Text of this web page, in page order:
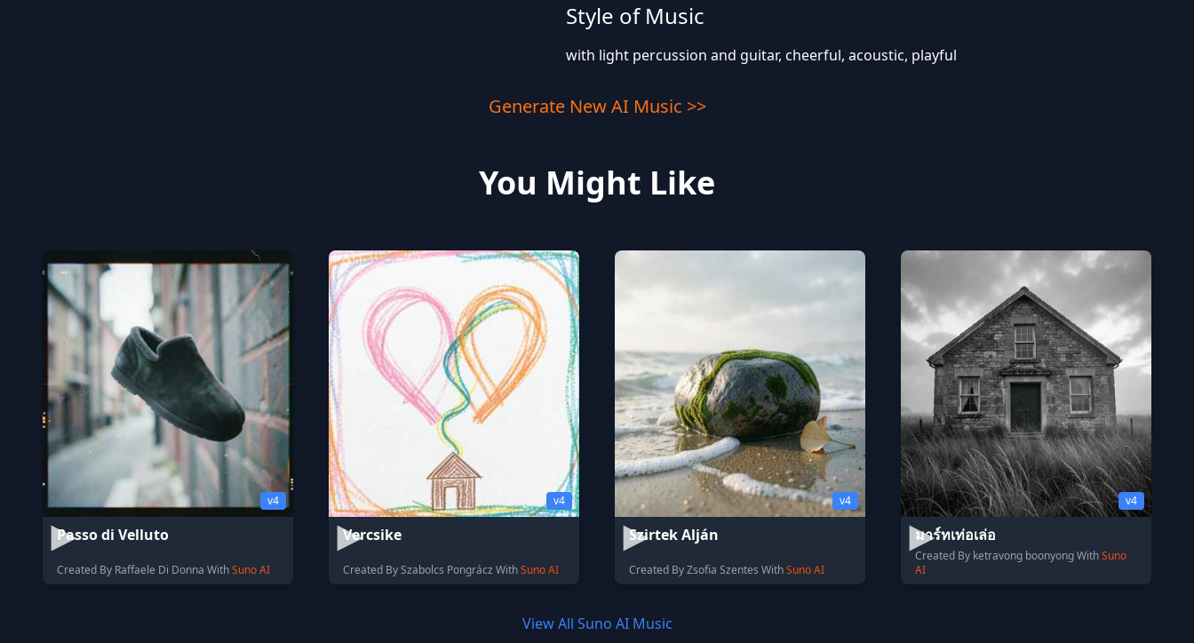
Style of Music
with light percussion and guitar, cheerful, acoustic, playful
Generate New AI Music >>
You Might Like
v4
Passo di Velluto
Created By Raffaele Di Donna WithSuno AI
v4
Vercsike
Created By Szabolcs Pongrácz WithSuno AI
v4
Szirtek Alján
Created By Zsofia Szentes WithSuno AI
v4
มาร์ทเท่อเล่อ
Created By ketravong boonyong WithSuno
AI
View All Suno AI Music